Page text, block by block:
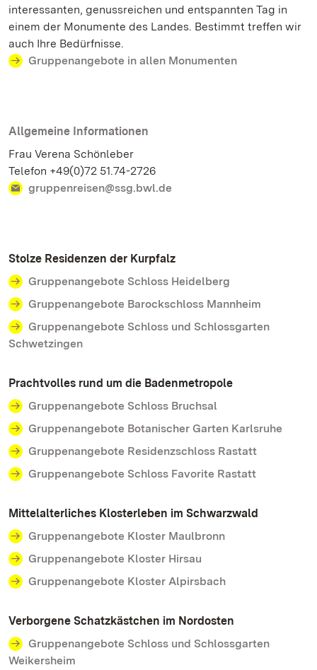
interessanten, genussreichen und entspannten Tag in
einem der Monumente des Landes. Bestimmt treffen wir
auch Ihre Bedürfnisse.
Gruppenangebote in allen Monumenten
Allgemeine Informationen
Frau Verena Schönleber
Telefon +49(0)72 51.74-2726
gruppenreisen@ssg.bwl.de
Stolze Residenzen der Kurpfalz
Gruppenangebote Schloss Heidelberg
Gruppenangebote Barockschloss Mannheim
Gruppenangebote Schloss und Schlossgarten
Schwetzingen
Prachtvolles rund um die Badenmetropole
Gruppenangebote Schloss Bruchsal
Gruppenangebote Botanischer Garten Karlsruhe
Gruppenangebote Residenzschloss Rastatt
Gruppenangebote Schloss Favorite Rastatt
Mittelalterliches Klosterleben im Schwarzwald
Gruppenangebote Kloster Maulbronn
Gruppenangebote Kloster Hirsau
Gruppenangebote Kloster Alpirsbach
Verborgene Schatzkästchen im Nordosten
Gruppenangebote Schloss und Schlossgarten
Weikersheim